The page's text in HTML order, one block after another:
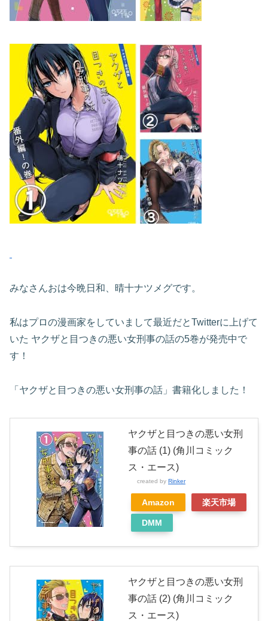
みなさんおは今晩日和、晴十ナツメグです。
私はプロの漫画家をしていまして最近だとTwitterに上げて
いた ヤクザと目つきの悪い女刑事の話の5巻が発売中で
す！
「ヤクザと目つきの悪い女刑事の話」書籍化しました！
ヤクザと目つきの悪い女刑
事の話 (1) (角川コミック
ス・エース)
created by Rinker
Amazon 楽天市場
DMM
ヤクザと目つきの悪い女刑
事の話 (2) (角川コミック
ス・エース)